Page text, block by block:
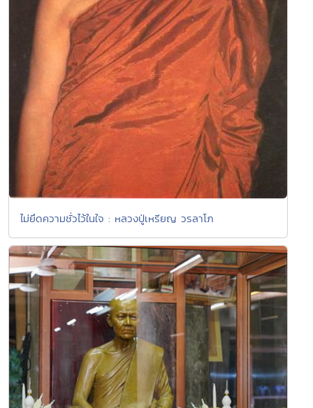
ไม่ยึดความชั่วไว้ในใจ : หลวงปู่เหรียญ วรลาโภ